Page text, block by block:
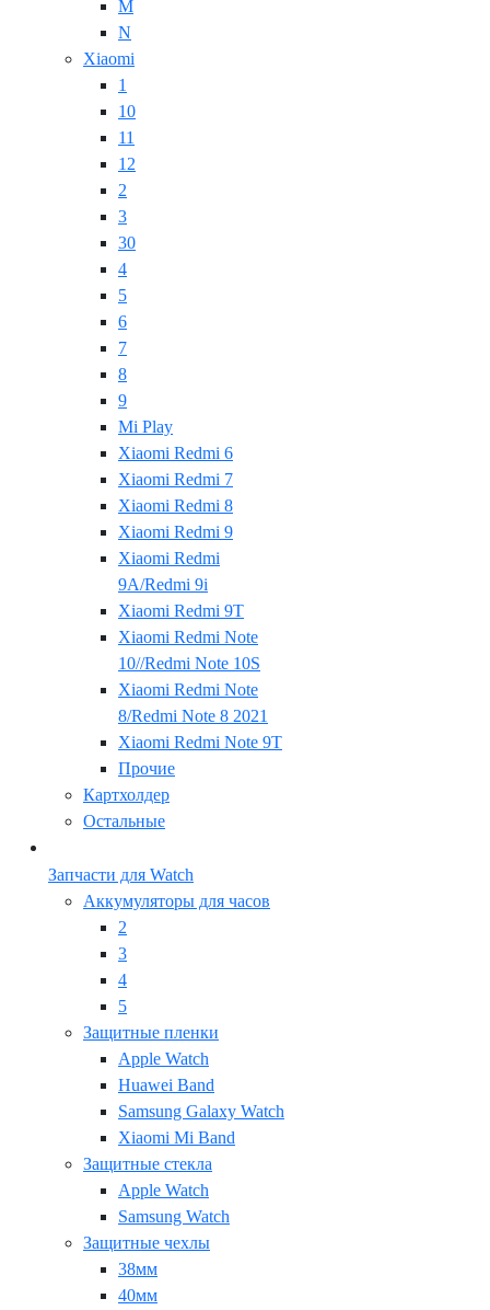
M
N
Xiaomi
1
10
11
12
2
3
30
4
5
6
7
8
9
Mi Play
Xiaomi Redmi 6
Xiaomi Redmi 7
Xiaomi Redmi 8
Xiaomi Redmi 9
Xiaomi Redmi
9A/Redmi 9i
Xiaomi Redmi 9T
Xiaomi Redmi Note
10//Redmi Note 10S
Xiaomi Redmi Note
8/Redmi Note 8 2021
Xiaomi Redmi Note 9T
Прочие
Картхолдер
Остальные
Запчасти для Watch
Аккумуляторы для часов
2
3
4
5
Защитные пленки
Apple Watch
Huawei Band
Samsung Galaxy Watch
Xiaomi Mi Band
Защитные стекла
Apple Watch
Samsung Watch
Защитные чехлы
38мм
40мм